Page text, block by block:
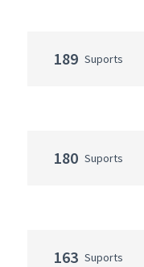
189 Suports
180 Suports
163 Suports